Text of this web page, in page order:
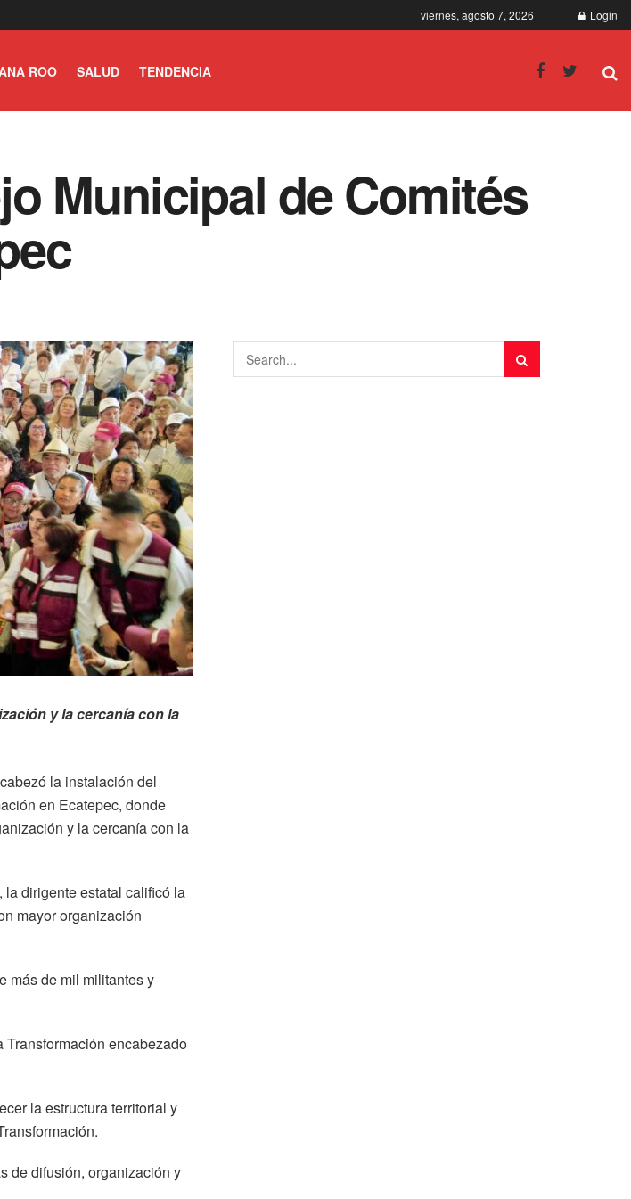
viernes, agosto 7, 2026 Login
ROO SALUD TENDENCIA
Municipal de Comités
y la cercanía con la
la instalación del
en Ecatepec, donde
y la cercanía con la
dirigente estatal calificó la
mayor organización
más de mil militantes y
encabezado
la estructura territorial y
de difusión, organización y